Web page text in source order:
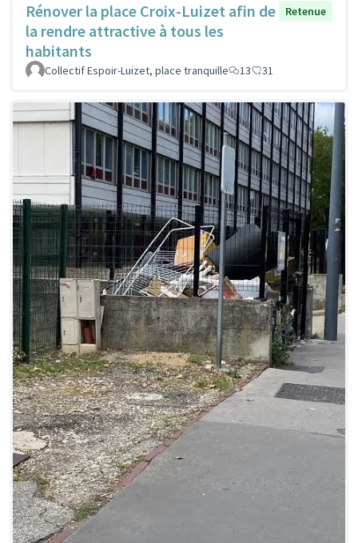
Rénover la place Croix-Luizet afin de
la rendre attractive à tous les
habitants
Retenue
Collectif Espoir-Luizet, place tranquille 13 31